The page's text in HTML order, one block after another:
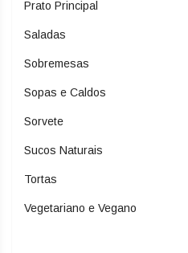
Prato Principal
Saladas
Sobremesas
Sopas e Caldos
Sorvete
Sucos Naturais
Tortas
Vegetariano e Vegano